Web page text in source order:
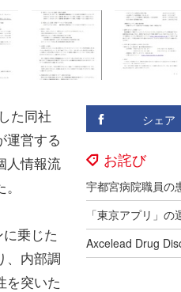
シェア
お詫び
た同社
運営する
人情報流
乗じた
、内部調
を突いた